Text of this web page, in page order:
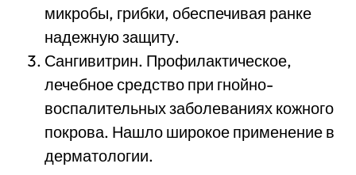
микробы, грибки, обеспечивая ранке
надежную защиту.
Сангивитрин. Профилактическое,
лечебное средство при гнойно-
воспалительных заболеваниях кожного
покрова. Нашло широкое применение в
дерматологии.